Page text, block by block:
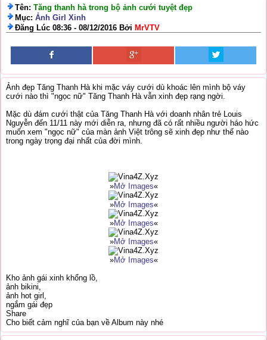
Tên: Tăng thanh hà trong bộ ảnh cưới tuyệt đẹp
Mục: Ảnh Girl Xinh
Đăng Lúc 08:36 - 08/12/2016 Bởi MrVTV
Ảnh đẹp Tăng Thanh Hà khi mặc váy cưới dù khoác lên mình bộ váy
cưới nào thì "ngọc nữ" Tăng Thanh Hà vẫn xinh đẹp rạng ngời.
Mặc dù đám cưới thật của Tăng Thanh Hà với doanh nhân trẻ Louis
Nguyễn đến 11/11 này mới diễn ra, nhưng đã có rất nhiều người háo hức
muốn xem "ngọc nữ" của màn ảnh Việt trông sẽ xinh đẹp như thế nào
trong ngày trọng đại nhất của đời mình.
»Mở Images«
»Mở Images«
»Mở Images«
»Mở Images«
»Mở Images«
Kho ảnh gái xinh khổng lồ,
ảnh bikini,
ảnh hot girl,
ngắm gái đẹp
Share
Cho biết cảm nghĩ của bạn về Album này nhé